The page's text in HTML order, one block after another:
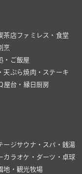
茶店ファミレス・食堂
烹
・ご飯屋
天ぷら焼肉・ステーキ
屋台・縁日 厨房
ージサウナ・スパ・銭湯
カラオケ・ダーツ・卓球
地・観光牧場